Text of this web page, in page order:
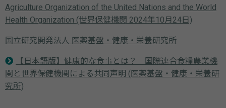
Agriculture Organization of the United Nations and the World
Health Organization (世界保健機関 2024年10月24日)
国立研究開発法人 医薬基盤・健康・栄養研究所
【日本語版】健康的な食事とは？ 国際連合食糧農業機
関と世界保健機関による共同声明 (医薬基盤・健康・栄養研
究所)